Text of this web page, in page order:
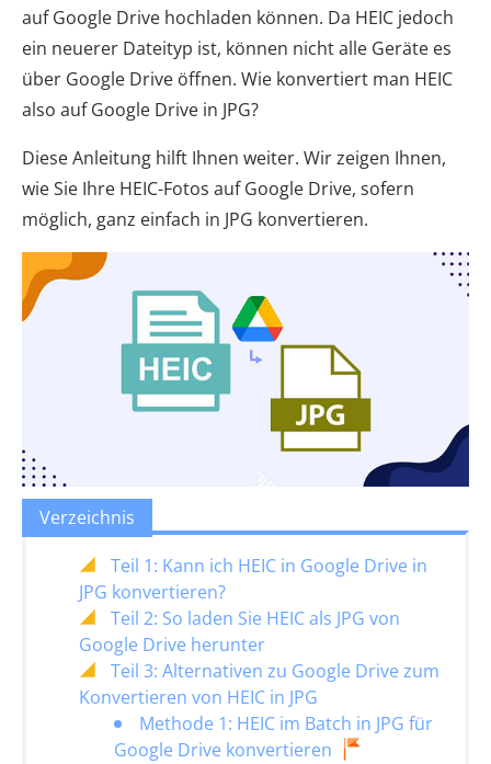
auf Google Drive hochladen können. Da HEIC jedoch
ein neuerer Dateityp ist, können nicht alle Geräte es
über Google Drive öffnen. Wie konvertiert man HEIC
also auf Google Drive in JPG?
Diese Anleitung hilft Ihnen weiter. Wir zeigen Ihnen,
wie Sie Ihre HEIC-Fotos auf Google Drive, sofern
möglich, ganz einfach in JPG konvertieren.
Verzeichnis
Teil 1: Kann ich HEIC in Google Drive in
JPG konvertieren?
Teil 2: So laden Sie HEIC als JPG von
Google Drive herunter
Teil 3: Alternativen zu Google Drive zum
Konvertieren von HEIC in JPG
Methode 1: HEIC im Batch in JPG für
Google Drive konvertieren